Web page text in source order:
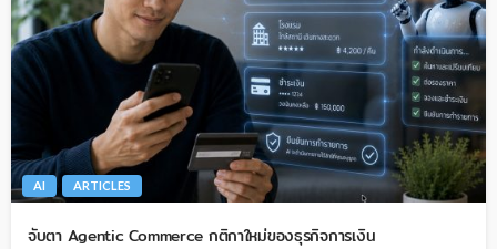
AI ARTICLES
จับตา Agentic Commerce กติกาใหม่ของธุรกิจการเงิน